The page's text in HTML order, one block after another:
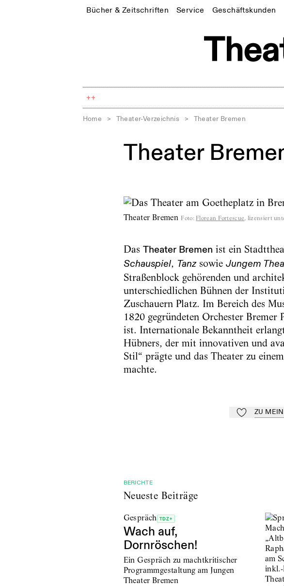
Bücher & Zeitschriften Service Geschäftskunden
++
Home > Theater-Verzeichnis > Theater Bremen
Theater
Theater Bremen Foto: Florean Fortescue, lizensiert
Das Theater Bremen ist ein
Schauspiel, Tanzsowie Jungem
Straßenblock gehörenden und
unterschiedlichen Bühnen der
Zuschauern Platz. Im Bereich des
1820 gegründeten Orchester
ist. Internationale Bekanntheit
Hübners, der mit innovativen und
Stil“ prägte und das Theater zu
machte.
Zu Mein-TdZ
ZU
BERICHTE
Neueste Beiträge
Gespräch TDZ+
Wach auf,
Dornröschen!
Ein Gespräch zu machtkritischer
Programmgestaltung am Jungen
Theater Bremen